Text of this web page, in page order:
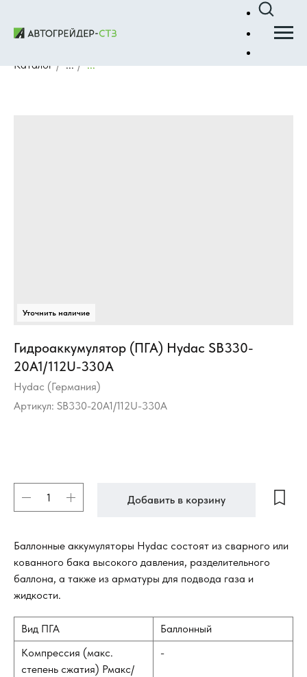
Каталог / ... / ...
Гидроаккумулятор (ПГА) Hydac SB330-
20A1/112U-330A
Hydac (Германия)
Артикул: SB330-20A1/112U-330A
Добавить в корзину
Баллонные аккумуляторы Hydac состоят из сварного или
кованного бака высокого давления, разделительного
баллона, а также из арматуры для подвода газа и
жидкости.
Вид ПГА
Баллонный
Компрессия (макс.
степень сжатия) Рмакс/
-